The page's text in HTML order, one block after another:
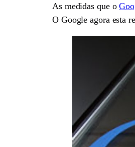
As medidas que o
O Google agora esta